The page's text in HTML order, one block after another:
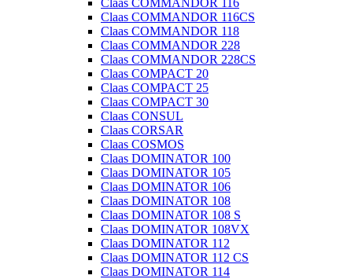
Claas COMMANDOR 116
Claas COMMANDOR 116CS
Claas COMMANDOR 118
Claas COMMANDOR 228
Claas COMMANDOR 228CS
Claas COMPACT 20
Claas COMPACT 25
Claas COMPACT 30
Claas CONSUL
Claas CORSAR
Claas COSMOS
Claas DOMINATOR 100
Claas DOMINATOR 105
Claas DOMINATOR 106
Claas DOMINATOR 108
Claas DOMINATOR 108 S
Claas DOMINATOR 108VX
Claas DOMINATOR 112
Claas DOMINATOR 112 CS
Claas DOMINATOR 114